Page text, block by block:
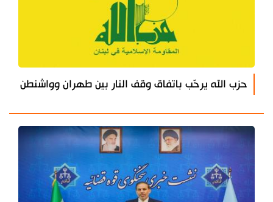
حزب الله يرحّب باتفاق وقف النار بين طهران وواشنطن